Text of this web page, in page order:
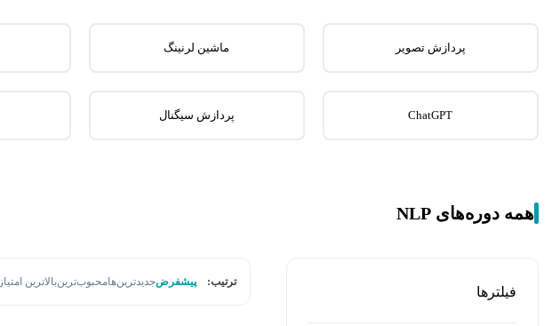
پردازش تصویر ماشین لرنینگ
ChatGPT پردازش سیگنال
همه دوره‌های NLP
فیلترها
ترتیب: پیشفرضجدیدترین‌هامحبوب‌ترینبالاترین امتیاز